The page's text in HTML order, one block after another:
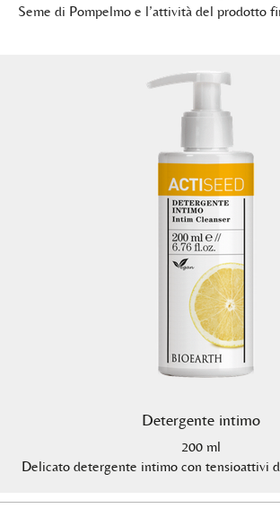
Seme di Pompelmo e l’attività del prodotto
Detergente intimo
200 ml
Delicato detergente intimo con tensioattivi